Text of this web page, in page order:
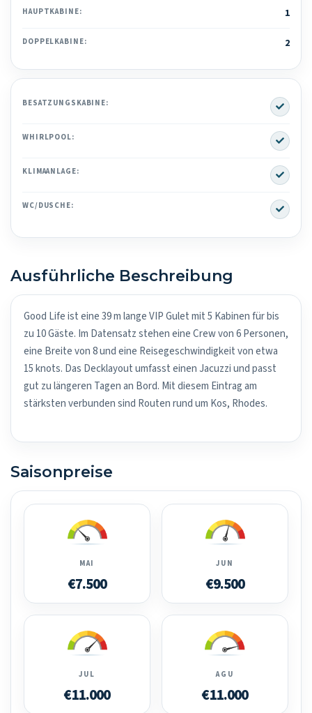
HAUPTKABINE: 1
DOPPELKABINE: 2
BESATZUNGSKABINE: Yes
WHIRLPOOL: Yes
KLIMAANLAGE: Yes
WC/DUSCHE: Yes
Ausführliche Beschreibung
Good Life ist eine 39 m lange VIP Gulet mit 5 Kabinen für bis
zu 10 Gäste. Im Datensatz stehen eine Crew von 6 Personen,
eine Breite von 8 und eine Reisegeschwindigkeit von etwa
15 knots. Das Decklayout umfasst einen Jacuzzi und passt
gut zu längeren Tagen an Bord. Mit diesem Eintrag am
stärksten verbunden sind Routen rund um Kos, Rhodes.
Saisonpreise
MAI
€7.500
JUN
€9.500
JUL
€11.000
AGU
€11.000